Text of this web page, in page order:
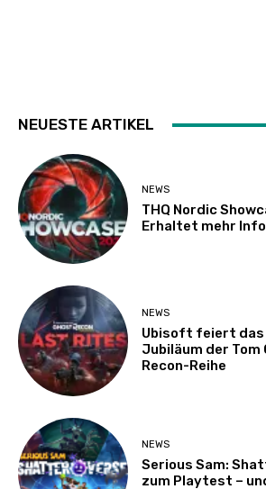
NEUESTE ARTIKEL
NEWS
THQ Nordic
Erhaltet mehr
NEWS
Ubisoft feiert
Jubiläum der Tom
Recon-Reihe
NEWS
Serious Sam:
zum Playtest –